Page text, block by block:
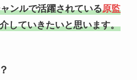
ンルで活躍されている原監
していきたいと思います。